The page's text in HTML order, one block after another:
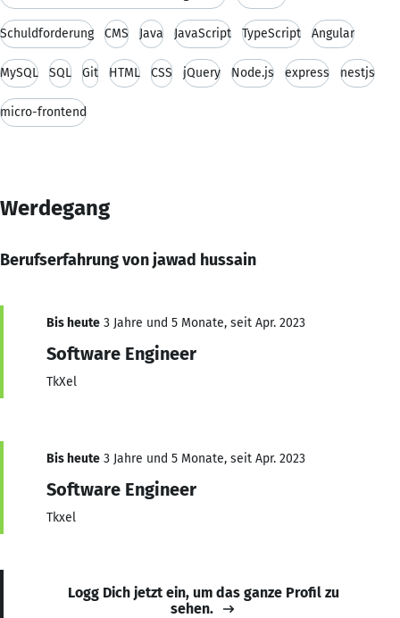
Schuldforderung CMS Java JavaScript TypeScript Angular
MySQL SQL Git HTML CSS jQuery Node.js express nestjs
micro-frontend
Werdegang
Berufserfahrung von jawad hussain
Bis heute 3 Jahre und 5 Monate, seit Apr. 2023
Software Engineer
TkXel
Bis heute 3 Jahre und 5 Monate, seit Apr. 2023
Software Engineer
Tkxel
Logg Dich jetzt ein, um das ganze Profil zu
sehen.